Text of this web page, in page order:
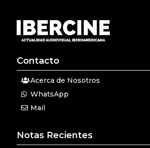
Contacto
Acerca de Nosotros
WhatsApp
Mail
Notas Recientes